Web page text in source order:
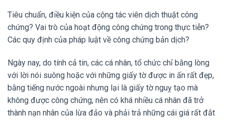
Tiêu chuẩn, điều kiện của cộng tác viên dịch thuật công
chứng? Vai trò của hoạt động công chứng trong thực tiễn?
Các quy định của pháp luật về công chứng bản dịch?
Ngày nay, do tính cả tin, các cá nhân, tổ chức chỉ bằng lòng
với lời nói suông hoặc với những giấy tờ được in ấn rất đẹp,
bằng tiếng nước ngoài nhưng lại là giấy tờ nguỵ tạo mà
không được công chứng, nên có khá nhiều cá nhân đã trở
thành nạn nhân của lừa đảo và phải trả những cái giá rất đắt